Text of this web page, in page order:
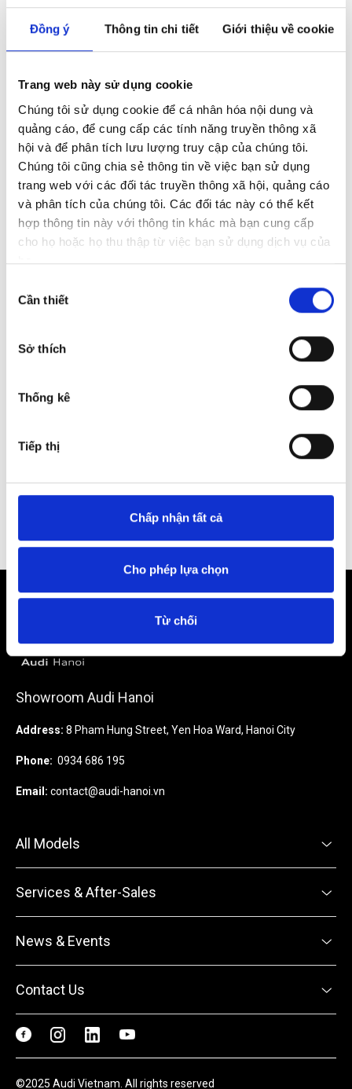
Đồng ý Thông tin chi tiết Giới thiệu về cookie
Trang web này sử dụng cookie
Chúng tôi sử dụng cookie để cá nhân hóa nội dung và
quảng cáo, để cung cấp các tính năng truyền thông xã
hội và để phân tích lưu lượng truy cập của chúng tôi.
Chúng tôi cũng chia sẻ thông tin về việc bạn sử dụng
trang web với các đối tác truyền thông xã hội, quảng cáo
và phân tích của chúng tôi. Các đối tác này có thể kết
hợp thông tin này với thông tin khác mà bạn cung cấp
cho họ hoặc họ thu thập từ việc bạn sử dụng dịch vụ của
họ.
chọn
Cần thiết
Sở thích
Thống kê
Tiếp thị
Chấp nhận tất cả
Cho phép lựa chọn
Từ chối
Showroom Audi Hanoi
Address: 8 Pham Hung Street, Yen Hoa Ward, Hanoi City
Phone: 0934 686 195
Email: contact@audi-hanoi.vn
All Models
Services & After-Sales
News & Events
Contact Us
©2025 Audi Vietnam. All rights reserved